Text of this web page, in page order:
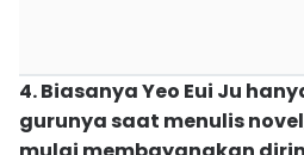
4. Biasanya Yeo Eui Ju
gurunya saat menulis